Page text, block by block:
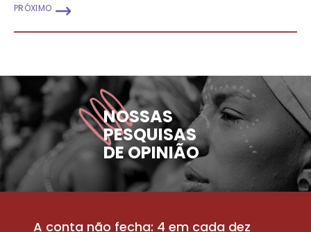
PRÓXIMO
NOSSAS
PESQUISAS
DE OPINIÃO
A conta não fecha: 4 em cada dez